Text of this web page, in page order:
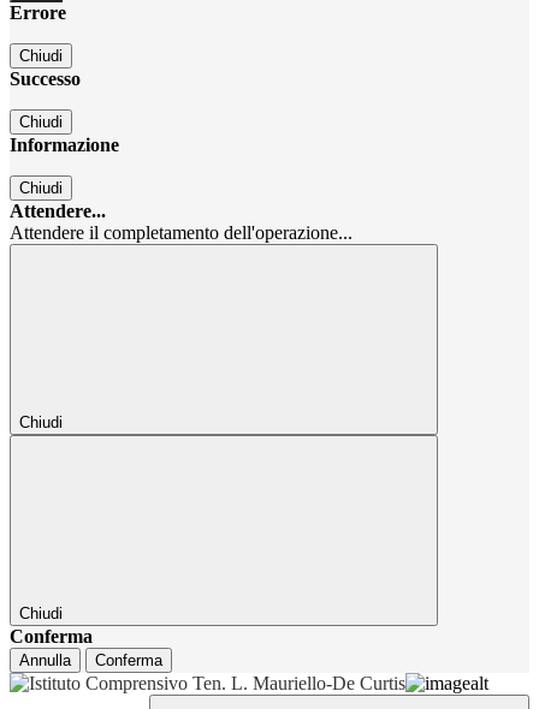
Errore
Chiudi
Successo
Chiudi
Informazione
Chiudi
Attendere...
Attendere il completamento dell'operazione...
Chiudi
Chiudi
Conferma
Annulla Conferma